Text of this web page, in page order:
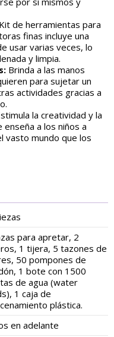
de herramientas para
finas incluye una
usar varias veces, lo
y limpia.
Brinda a las manos
para sujetar un
actividades gracias a
la creatividad y la
a los niños a
vasto mundo que los
para apretar, 2
1 tijera, 5 tazones de
50 pompones de
1 bote con 1500
de agua (water
1 caja de
plástica.
en adelante